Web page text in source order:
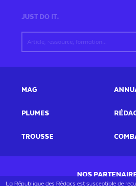
La République des Rédacs est susceptible de
JUST DO IT.
MAG
PLUMES
TROUSSE
NOS